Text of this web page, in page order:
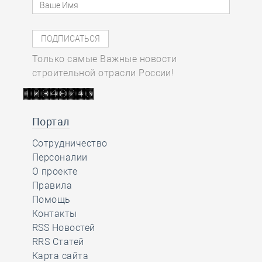
Только самые Важные новости
строительной отрасли России!
Портал
Сотрудничество
Персоналии
О проекте
Правила
Помощь
Контакты
RSS Новостей
RRS Статей
Карта сайта